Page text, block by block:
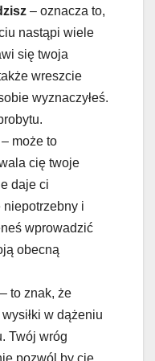
– oznacza to,
nastąpi wiele
się twoja
wreszcie
wyznaczyłeś.
– może to
cię twoje
daje ci
i
wprowadzić
obecną
– to znak, że
w dążeniu
Twój wróg